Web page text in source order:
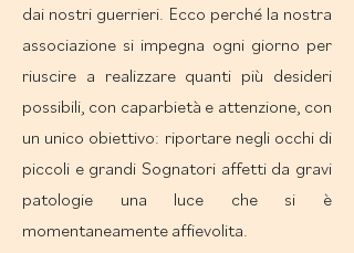
dai nostri guerrieri. Ecco perché la nostra
associazione si impegna ogni giorno per
riuscire a realizzare quanti più desideri
possibili, con caparbietà e attenzione, con
un unico obiettivo: riportare negli occhi di
piccoli e grandi Sognatori affetti da gravi
patologie una luce che si è
momentaneamente affievolita.